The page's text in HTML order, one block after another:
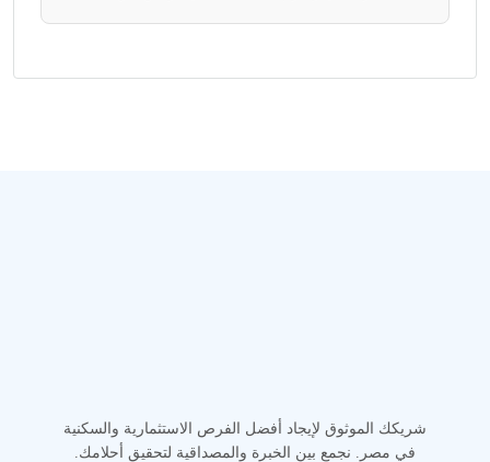
شريكك الموثوق لإيجاد أفضل الفرص الاستثمارية والسكنية
في مصر. نجمع بين الخبرة والمصداقية لتحقيق أحلامك.